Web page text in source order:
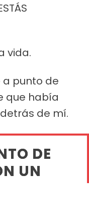
vida.
a punto de
que había
de mí.
DE
UN